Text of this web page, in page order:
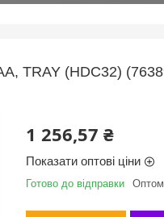
TRAY (HDC32)
1 256,57 ₴
Показати оптові ціни
Готово до відправки Оптом